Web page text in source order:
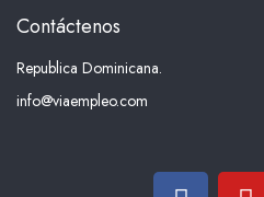
Contáctenos
Republica Dominicana.
info@viaempleo.com